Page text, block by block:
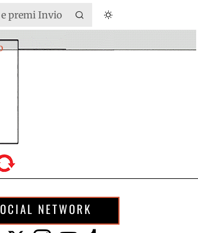
SOCIAL NETWORK